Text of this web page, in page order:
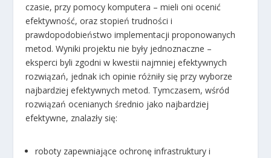
czasie, przy pomocy komputera – mieli oni ocenić
efektywność, oraz stopień trudności i
prawdopodobieństwo implementacji proponowanych
metod. Wyniki projektu nie były jednoznaczne –
eksperci byli zgodni w kwestii najmniej efektywnych
rozwiązań, jednak ich opinie różniły się przy wyborze
najbardziej efektywnych metod. Tymczasem, wśród
rozwiązań ocenianych średnio jako najbardziej
efektywne, znalazły się:
roboty zapewniające ochronę infrastruktury i